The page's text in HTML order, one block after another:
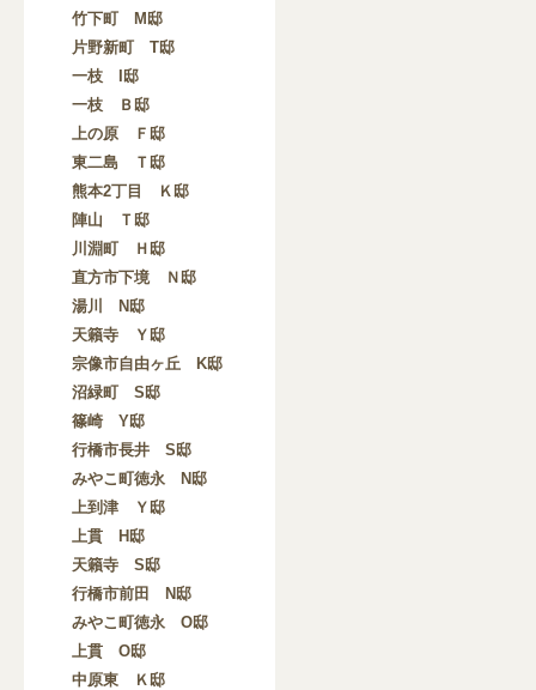
竹下町 M邸
片野新町 T邸
一枝 I邸
一枝 Ｂ邸
上の原 Ｆ邸
東二島 Ｔ邸
熊本2丁目 Ｋ邸
陣山 Ｔ邸
川淵町 Ｈ邸
直方市下境 Ｎ邸
湯川 N邸
天籟寺 Ｙ邸
宗像市自由ヶ丘 K邸
沼緑町 S邸
篠崎 Y邸
行橋市長井 S邸
みやこ町徳永 N邸
上到津 Ｙ邸
上貫 H邸
天籟寺 S邸
行橋市前田 N邸
みやこ町徳永 O邸
上貫 O邸
中原東 Ｋ邸